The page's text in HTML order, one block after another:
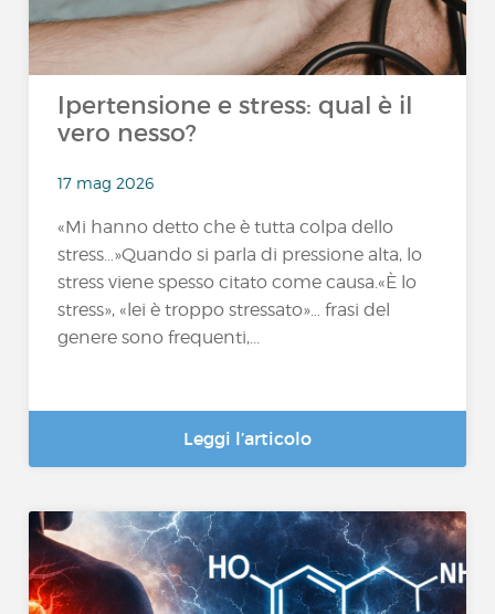
Ipertensione e stress: qual è il
vero nesso?
17 mag 2026
«Mi hanno detto che è tutta colpa dello
stress…»Quando si parla di pressione alta, lo
stress viene spesso citato come causa.«È lo
stress», «lei è troppo stressato»… frasi del
genere sono frequenti,...
Leggi l’articolo